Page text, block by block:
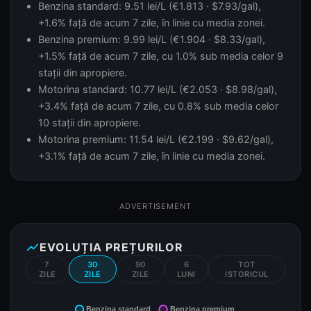
Benzina standard: 9.51 lei/L (€1.813 · $7.93/gal),
+1.6% față de acum 7 zile, în linie cu media zonei.
Benzina premium: 9.99 lei/L (€1.904 · $8.33/gal),
+1.5% față de acum 7 zile, cu 1.0% sub media celor 9
stații din apropiere.
Motorina standard: 10.77 lei/L (€2.053 · $8.98/gal),
+3.4% față de acum 7 zile, cu 0.8% sub media celor
10 stații din apropiere.
Motorina premium: 11.54 lei/L (€2.199 · $9.62/gal),
+3.1% față de acum 7 zile, în linie cu media zonei.
ADVERTISEMENT
show_chartEVOLUȚIA PREȚURILOR
7
ZILE
30
ZILE
90
ZILE
6
LUNI
TOT
ISTORICUL